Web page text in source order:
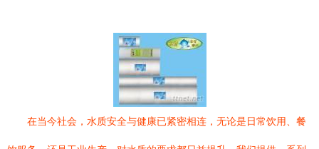
在当今社会，水质安全与健康已紧密相连，无论是日常饮用、餐